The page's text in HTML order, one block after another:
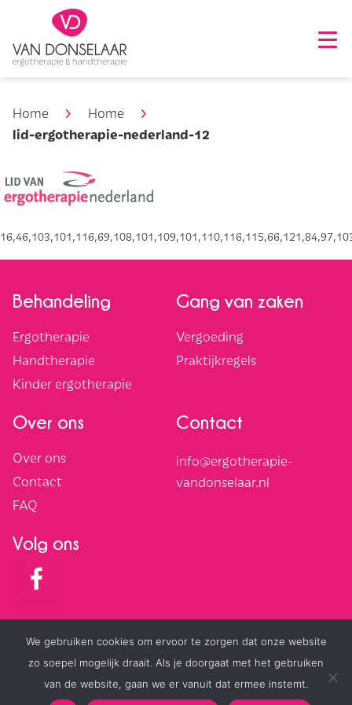
Home Home
lid-ergotherapie-nederland-12
Behandeling
Ergotherapie
Handtherapie
Kinder ergotherapie
Gang van zaken
Vergoeding
Praktijkregels
Over ons
Over ons
Contact
FAQ
Contact
info@ergotherapie-
vandonselaar.nl
Volg ons
Algemene voorwaarden
Cookies
Privacyverklaring
Cookies intrekken
We gebruiken cookies om ervoor te zorgen dat onze website
zo soepel mogelijk draait. Als je doorgaat met het gebruiken
van de website, gaan we er vanuit dat ermee instemt.